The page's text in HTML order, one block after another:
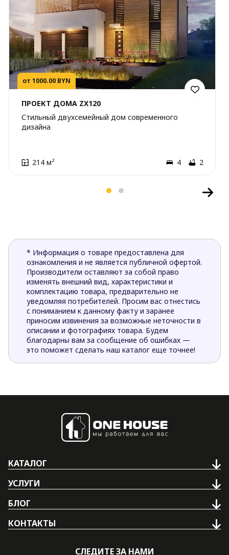
от 1000.00 BYN
ПРОЕКТ ДОМА ZX120
Стильный двухсемейный дом современного
дизайна
214 м² 4 2
* Информация о товаре предоставлена для
ознакомления и не является публичной офертой.
Производители оставляют за собой право
изменять внешний вид, характеристики и
комплектацию товара, предварительно не
уведомляя потребителей. Просим вас отнестись
с пониманием к данному факту и заранее
приносим извинения за возможные неточности в
описании и фотографиях товара. Будем
благодарны вам за сообщение об ошибках —
это поможет сделать наш каталог еще точнее!
КАТАЛОГ
УСЛУГИ
БЛОГ
КОНТАКТЫ
СЛЕДИТЕ ЗА НАМИ